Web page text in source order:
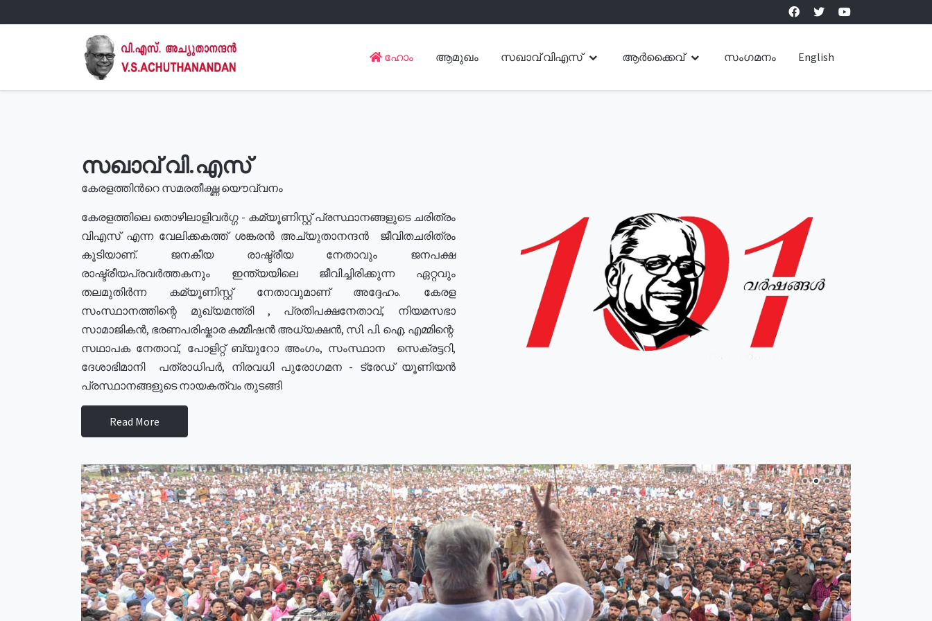
ഹോം ആമുഖം സഖാവ് വിഎസ് ആർക്കൈവ് സംഗമനം English
സഖാവ് വി.എസ്
കേരളത്തിൻറെ സമരതീക്ഷ്ണ യൌവ്വനം
കേരളത്തിലെ തൊഴിലാളിവർഗ്ഗ - കമ്യൂണിസ്റ്റ് പ്രസ്ഥാനങ്ങളുടെ ചരിത്രം
വിഎസ് എന്ന വേലിക്കകത്ത് ശങ്കരൻ അച്യുതാനന്ദൻ ജീവിതചരിത്രം
കൂടിയാണ്. ജനകീയ രാഷ്ട്രീയ നേതാവും ജനപക്ഷ
രാഷ്ട്രീയപ്രവർത്തകനും ഇന്ത്യയിലെ ജീവിച്ചിരിക്കുന്ന ഏറ്റവും
തലമുതിർന്ന കമ്യൂണിസ്റ്റ് നേതാവുമാണ് അദ്ദേഹം. കേരള
സംസ്ഥാനത്തിന്റെ മുഖ്യമന്ത്രി , പ്രതിപക്ഷനേതാവ്, നിയമസഭാ
സാമാജികൻ, ഭരണപരിഷ്കാര കമ്മീഷൻ അധ്യക്ഷൻ, സി. പി. ഐ. എമ്മിന്റെ
സഥാപക നേതാവ്, പോളിറ്റ് ബ്യുറോ അംഗം, സംസ്ഥാന സെക്രട്ടറി,
ദേശാഭിമാനി പത്രാധിപർ, നിരവധി പുരോഗമന - ട്രേഡ് യൂണിയൻ
പ്രസ്ഥാനങ്ങളുടെ നായകത്വം തുടങ്ങി
Read More